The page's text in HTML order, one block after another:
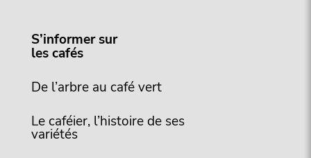
S’informer sur
les cafés
De l’arbre au café vert
Le caféier, l’histoire de ses
variétés